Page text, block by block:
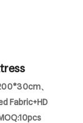
Spring Package: Flat compress MOQ:10pcs